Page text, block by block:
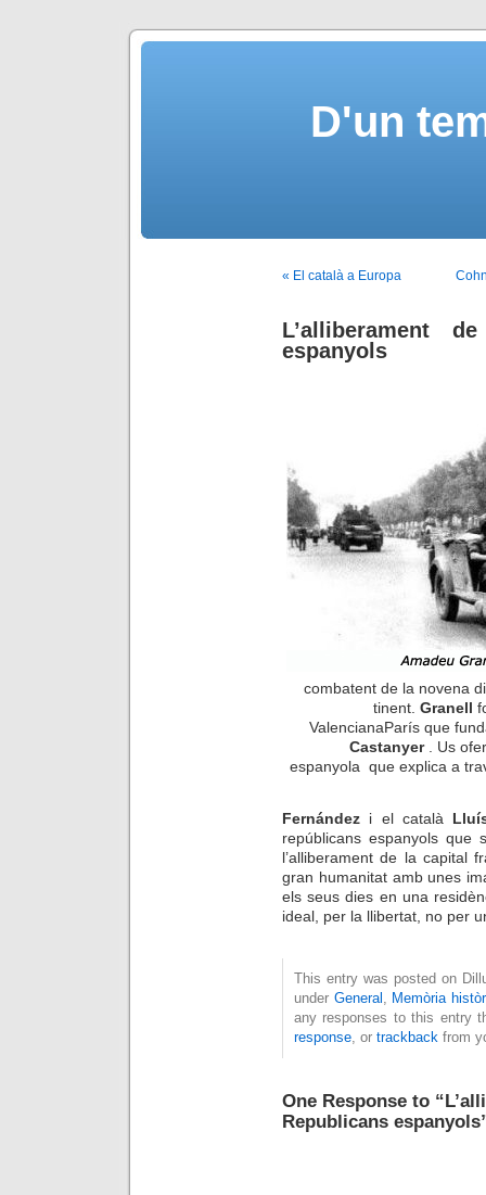
D'un
« El català a Europa
L’alliberament
espanyols
combatent de la novena
tinent. Granell
ValencianaParís que
Castanyer
. Us
espanyola que explica a
Fernández i el català
repúblicans espanyols que
l’alliberament de la capital
gran humanitat amb unes
els seus dies en una
ideal, per la llibertat, no per
This entry was posted on
under General , Memòria
any responses to this entry
response, or trackback from
One Response to
Republicans